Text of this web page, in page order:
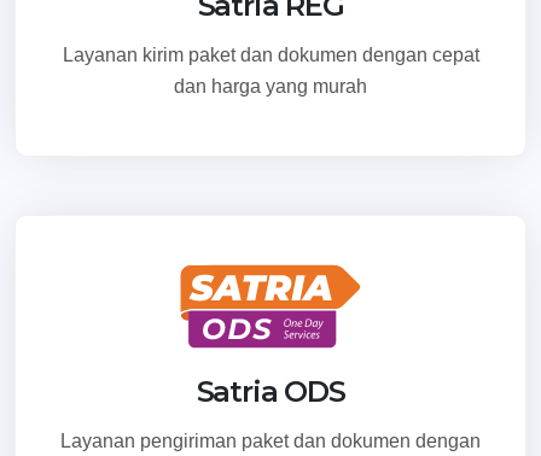
Layanan kirim paket dan dokumen dengan cepat
dan harga yang murah
Satria ODS
Layanan pengiriman paket dan dokumen dengan